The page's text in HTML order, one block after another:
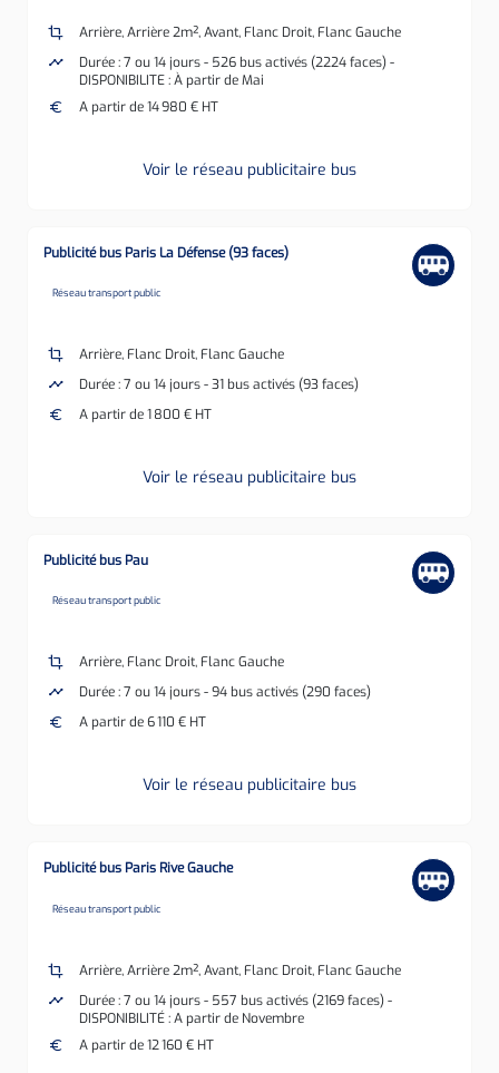
crop
Arrière, Arrière 2m², Avant, Flanc Droit, Flanc Gauche
timeline
Durée : 7 ou 14 jours - 526 bus activés (2224 faces) -
DISPONIBILITE : À partir de Mai
euro
A partir de 14 980 € HT
Voir le réseau publicitaire bus
Publicité bus Paris La Défense (93 faces)
none
Réseau transport public
crop
Arrière, Flanc Droit, Flanc Gauche
timeline
Durée : 7 ou 14 jours - 31 bus activés (93 faces)
euro
A partir de 1 800 € HT
Voir le réseau publicitaire bus
Publicité bus Pau
none
Réseau transport public
crop
Arrière, Flanc Droit, Flanc Gauche
timeline
Durée : 7 ou 14 jours - 94 bus activés (290 faces)
euro
A partir de 6 110 € HT
Voir le réseau publicitaire bus
Publicité bus Paris Rive Gauche
none
Réseau transport public
crop
Arrière, Arrière 2m², Avant, Flanc Droit, Flanc Gauche
timeline
Durée : 7 ou 14 jours - 557 bus activés (2169 faces) -
DISPONIBILITÉ : A partir de Novembre
euro
A partir de 12 160 € HT